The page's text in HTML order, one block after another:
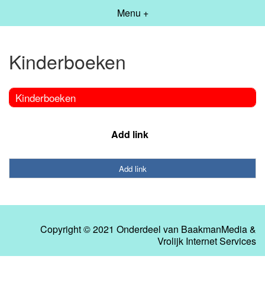
Menu +
Kinderboeken
Kinderboeken
Add link
Add link
Copyright © 2021 Onderdeel van BaakmanMedia&
Vrolijk Internet Services